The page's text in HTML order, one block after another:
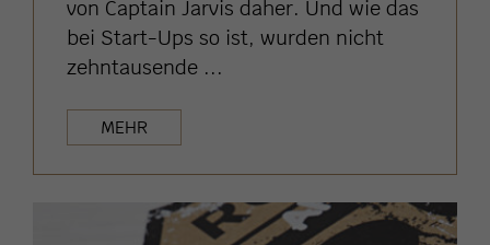
von Captain Jarvis daher. Und wie das
bei Start-Ups so ist, wurden nicht
zehntausende ...
MEHR